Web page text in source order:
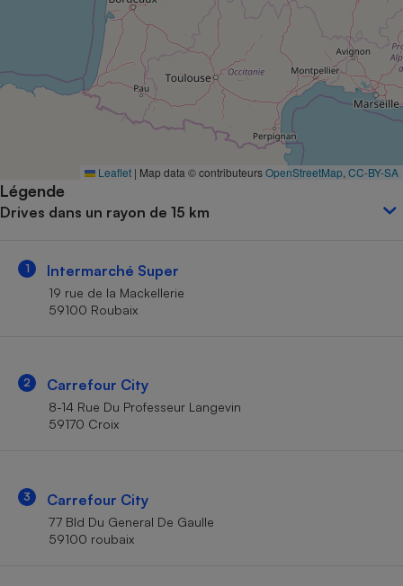
Leaflet | Map data © contributeursOpenStreetMap CC-BY-SA
Légende
Drives dans un rayon de 15 km
1 Intermarché Super
19 rue de la Mackellerie
59100 Roubaix
2 Carrefour City
8-14 Rue Du Professeur Langevin
59170 Croix
3 Carrefour City
77 Bld Du General De Gaulle
59100 roubaix
Complément
alimentaire
Assurance emprunteur
Banque
Petit électroménager -
Matelas
Mutuelle